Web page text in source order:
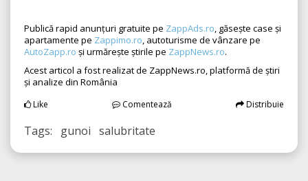
Publică rapid anunțuri gratuite pe ZappAds.ro, găsește case și
apartamente pe Zappimo.ro, autoturisme de vânzare pe
AutoZapp.ro și urmărește știrile pe ZappNews.ro.
Acest articol a fost realizat de ZappNews.ro, platformă de știri
și analize din România
Like Comentează Distribuie
Tags: gunoi salubritate